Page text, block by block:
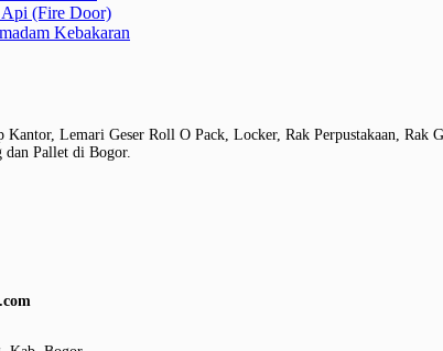
Api (Fire Door)
Kebakaran
Lemari Geser Roll O Pack, Locker, Rak Perpustakaan,
dan Pallet di Bogor.